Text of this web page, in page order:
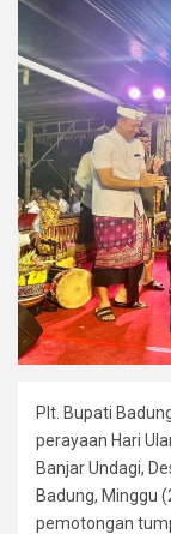
Plt. Bupati
perayaan Hari
Banjar Undagi,
Badung, Minggu
pemotongan